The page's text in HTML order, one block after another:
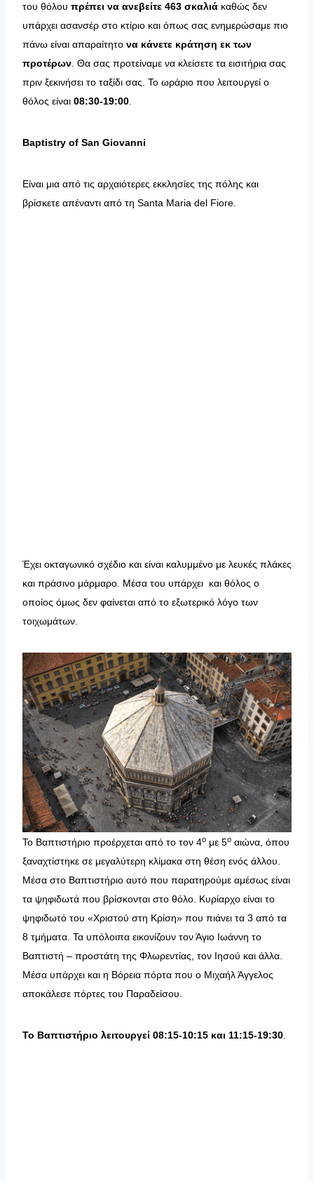
του θόλου πρέπει να ανεβείτε 463 σκαλιά καθώς δεν
υπάρχει ασανσέρ στο κτίριο και όπως σας ενημερώσαμε πιο
πάνω είναι απαραίτητο να κάνετε κράτηση εκ των
προτέρων . Θα σας προτείναμε να κλείσετε τα εισιτήρια σας
πριν ξεκινήσει το ταξίδι σας. Το ωράριο που λειτουργεί ο
θόλος είναι 08:30-19:00
Baptistry of San Giovanni
Είναι μια από τις αρχαιότερες εκκλησίες της πόλης και
βρίσκετε απέναντι από τη Santa Maria del Fiore.
Έχει οκταγωνικό σχέδιο και είναι καλυμμένο με λευκές πλάκες
και πράσινο μάρμαρο. Μέσα του υπάρχει και θόλος ο
οποίος όμως δεν φαίνεται από το εξωτερικό λόγο των
τοιχωμάτων.
Το Βαπτιστήριο προέρχεται από το τον 4ο με 5ο αιώνα, όπου
ξαναχτίστηκε σε μεγαλύτερη κλίμακα στη θέση ενός άλλου.
Μέσα στο Βαπτιστήριο αυτό που παρατηρούμε αμέσως είναι
τα ψηφιδωτά που βρίσκονται στο θόλο. Κυρίαρχο είναι το
ψηφιδωτό του «Χριστού στη Κρίση» που πιάνει τα 3 από τα
8 τμήματα. Τα υπόλοιπα εικονίζουν τον Άγιο Ιωάννη το
Βαπτιστή – προστάτη της Φλωρεντίας, τον Ιησού και άλλα.
Μέσα υπάρχει και η Βόρεια πόρτα που ο Μιχαήλ Άγγελος
αποκάλεσε πόρτες του Παραδείσου.
Το Βαπτιστήριο λειτουργεί 08:15-10:15 και 11:15-19:30